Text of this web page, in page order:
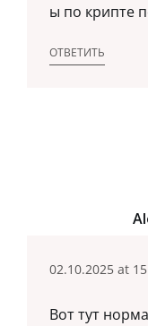
ы по крипте
ОТВЕТИТЬ
02.10.2025 at
Вот тут